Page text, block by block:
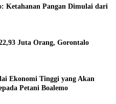
Ketahanan Pangan Dimulai dari
Juta Orang, Gorontalo
Ekonomi Tinggi yang Akan
Petani Boalemo